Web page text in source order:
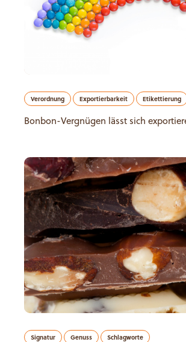
Verordnung Exportierbarkeit Etikettierung
Bonbon-Vergnügen lässt sich
Signatur Genuss Schlagworte